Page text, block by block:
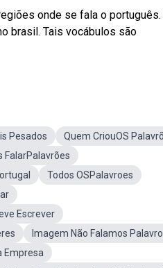
onde se fala o português.
brasil. Tais vocábulos são
Pesados
Quem CriouOS
FalarPalavrões
Todos OSPalavroes
Escrever
Imagem Não Falamos
Empresa